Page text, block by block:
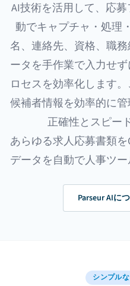
AI技術を活用して、応
動でキャプチャ・処理
名、連絡先、資格、職
ータを手作業で入力せ
ロセスを効率化します
候補者情報を効率的に管
正確性とスピー
あらゆる求人応募書類を
データを自動で人事ツー
Parseur AIに
シンプル